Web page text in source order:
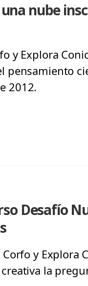
nube
y Explora
2012.
Desafío
y Explora
la